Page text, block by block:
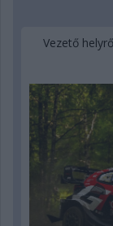
Vezető